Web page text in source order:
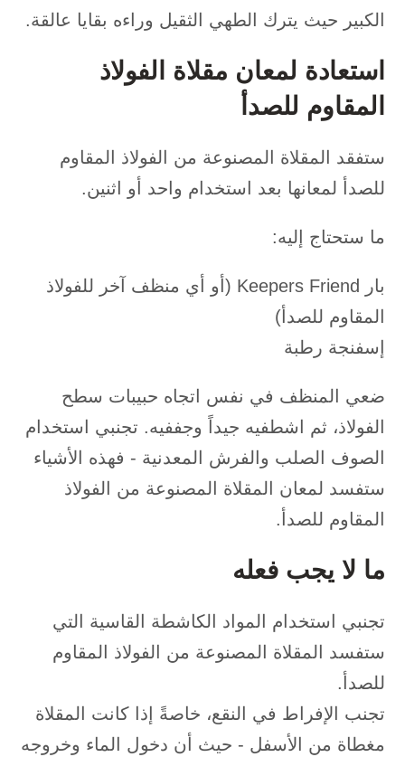
الكبير حيث يترك الطهي الثقيل وراءه بقايا عالقة.
استعادة لمعان مقلاة الفولاذ
المقاوم للصدأ
ستفقد المقلاة المصنوعة من الفولاذ المقاوم
للصدأ لمعانها بعد استخدام واحد أو اثنين.
ما ستحتاج إليه:
بار Keepers Friend (أو أي منظف آخر للفولاذ
المقاوم للصدأ)
إسفنجة رطبة
ضعي المنظف في نفس اتجاه حبيبات سطح
الفولاذ، ثم اشطفيه جيداً وجففيه. تجنبي استخدام
الصوف الصلب والفرش المعدنية - فهذه الأشياء
ستفسد لمعان المقلاة المصنوعة من الفولاذ
المقاوم للصدأ.
ما لا يجب فعله
تجنبي استخدام المواد الكاشطة القاسية التي
ستفسد المقلاة المصنوعة من الفولاذ المقاوم
للصدأ.
تجنب الإفراط في النقع، خاصةً إذا كانت المقلاة
مغطاة من الأسفل - حيث أن دخول الماء وخروجه